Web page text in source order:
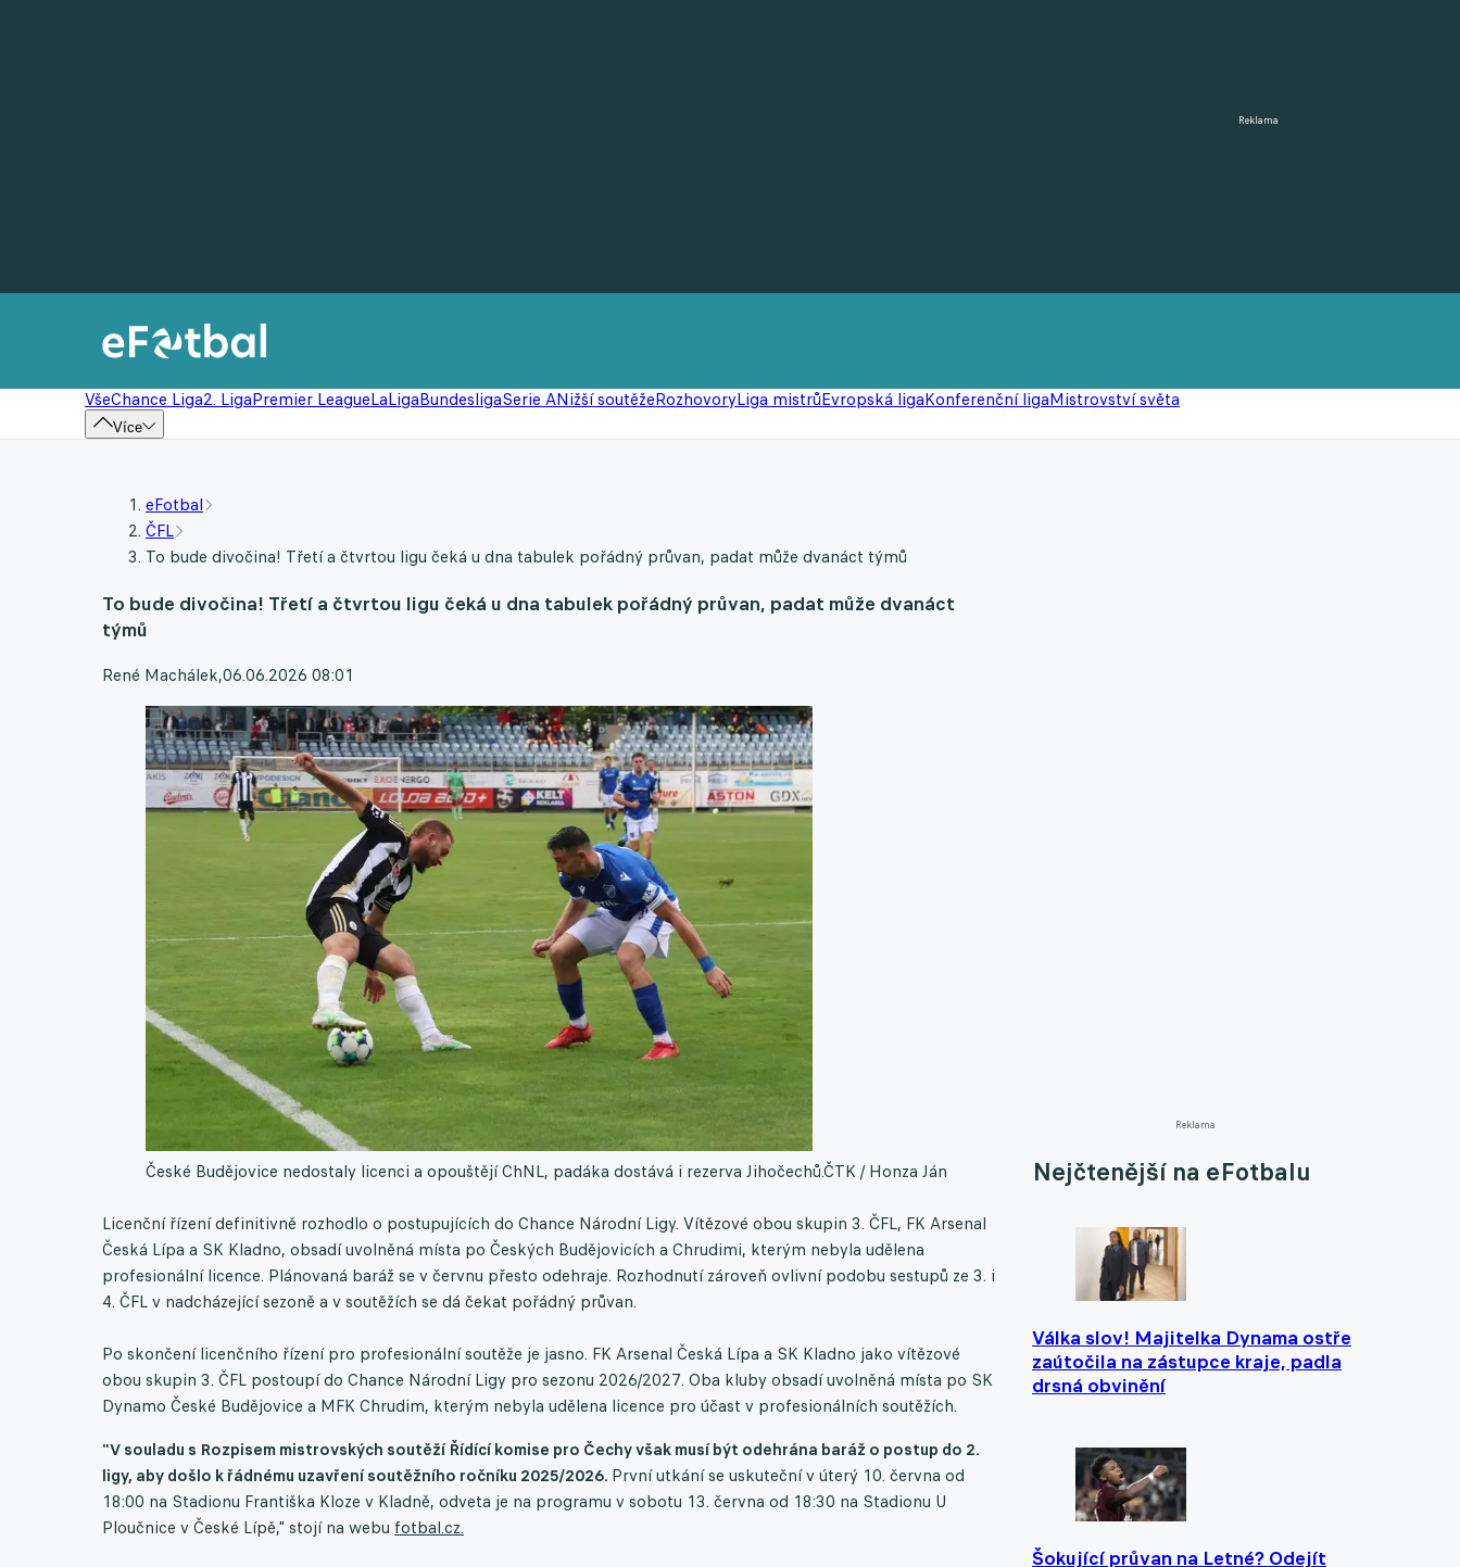
Reklama
VšeChance Liga2. LigaPremier LeagueLaLigaBundesligaSerie ANižší soutěžeRozhovoryLiga mistrůEvropská ligaKonferenční ligaMistrovství světa
Více
Reklama
Nejčtenější na eFotbalu
Válka slov! Majitelka Dynama ostře
zaútočila na zástupce kraje, padla
drsná obvinění
Šokující průvan na Letné? Odejít
eFotbal
ČFL
To bude divočina! Třetí a čtvrtou ligu čeká u dna tabulek pořádný průvan, padat může dvanáct týmů
To bude divočina! Třetí a čtvrtou ligu čeká u dna tabulek pořádný průvan, padat může dvanáct
týmů
René Machálek,06.06.2026 08:01
České Budějovice nedostaly licenci a opouštějí ChNL, padáka dostává i rezerva Jihočechů.ČTK / Honza Ján
Licenční řízení definitivně rozhodlo o postupujících do Chance Národní Ligy. Vítězové obou skupin 3. ČFL, FK Arsenal
Česká Lípa a SK Kladno, obsadí uvolněná místa po Českých Budějovicích a Chrudimi, kterým nebyla udělena
profesionální licence. Plánovaná baráž se v červnu přesto odehraje. Rozhodnutí zároveň ovlivní podobu sestupů ze 3. i
4. ČFL v nadcházející sezoně a v soutěžích se dá čekat pořádný průvan.
Po skončení licenčního řízení pro profesionální soutěže je jasno. FK Arsenal Česká Lípa a SK Kladno jako vítězové
obou skupin 3. ČFL postoupí do Chance Národní Ligy pro sezonu 2026/2027. Oba kluby obsadí uvolněná místa po SK
Dynamo České Budějovice a MFK Chrudim, kterým nebyla udělena licence pro účast v profesionálních soutěžích.
"V souladu s Rozpisem mistrovských soutěží Řídící komise pro Čechy však musí být odehrána baráž o postup do 2.
ligy, aby došlo k řádnému uzavření soutěžního ročníku 2025/2026. První utkání se uskuteční v úterý 10. června od
18:00 na Stadionu Františka Kloze v Kladně, odveta je na programu v sobotu 13. června od 18:30 na Stadionu U
Ploučnice v České Lípě," stojí na webu fotbal.cz.